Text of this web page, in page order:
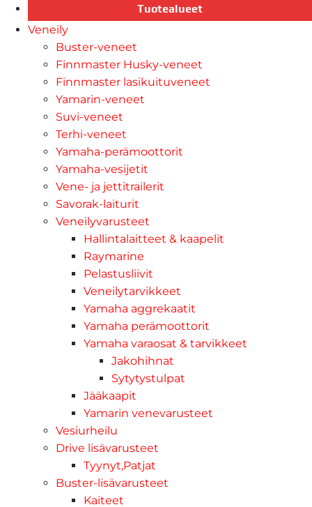
Tuotealueet
Veneily
Buster-veneet
Finnmaster Husky-veneet
Finnmaster lasikuituveneet
Yamarin-veneet
Suvi-veneet
Terhi-veneet
Yamaha-perämoottorit
Yamaha-vesijetit
Vene- ja jettitrailerit
Savorak-laiturit
Veneilyvarusteet
Hallintalaitteet & kaapelit
Raymarine
Pelastusliivit
Veneilytarvikkeet
Yamaha aggrekaatit
Yamaha perämoottorit
Yamaha varaosat & tarvikkeet
Jakohihnat
Sytytystulpat
Jääkaapit
Yamarin venevarusteet
Vesiurheilu
Drive lisävarusteet
Tyynyt,Patjat
Buster-lisävarusteet
Kaiteet